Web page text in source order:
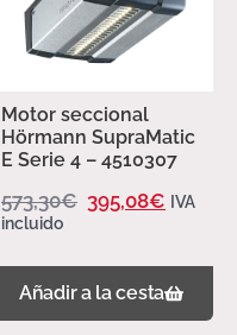
Motor seccional
Hörmann SupraMatic
E Serie 4 – 4510307
573,30€ 395,08€ IVA
incluido
Añadir a la cesta